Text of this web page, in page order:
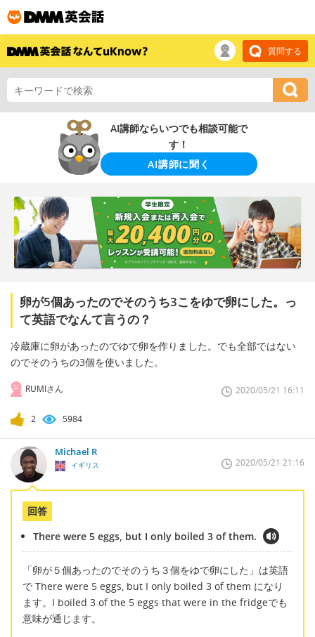
質問する
AI講師ならいつでも相談可能で
す！
AI講師に聞く
卵が5個あったのでそのうち3こをゆで卵にした。っ
て英語でなんて言うの？
冷蔵庫に卵があったのでゆで卵を作りました。でも全部ではない
のでそのうちの3個を使いました。
RUMIさん 2020/05/21 16:11
2 5984
Michael R
イギリス 2020/05/21 21:16
回答
There were 5 eggs, but I only boiled 3 of them.
「卵が５個あったのでそのうち３個をゆで卵にした」は英語
で There were 5 eggs, but I only boiled 3 of them になり
ます。I boiled 3 of the 5 eggs that were in the fridgeでも
意味が通じます。